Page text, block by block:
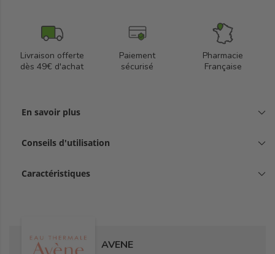
Livraison offerte
dès 49€ d'achat
Paiement
sécurisé
Pharmacie
Française
En savoir plus
Conseils d'utilisation
Caractéristiques
AVENE